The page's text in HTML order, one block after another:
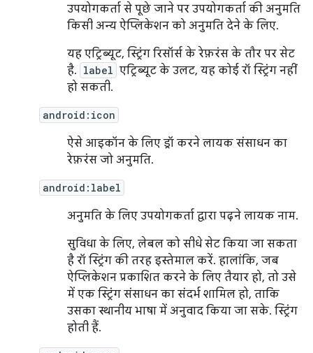
उपयोगकर्ता से पूछे जाने पर उपयोगकर्ता की अनुमति
किसी अन्य ऐप्लिकेशन को अनुमति देने के लिए.
यह एट्रिब्यूट, स्ट्रिंग रिसॉर्स के रेफ़रंस के तौर पर सेट
है. label एट्रिब्यूट के उलट, यह कोई रॉ स्ट्रिंग नहीं
हो सकती.
android:icon
ऐसे आइकॉन के लिए ड्रॉ करने लायक संसाधन का
रेफ़रंस जो अनुमति.
android:label
अनुमति के लिए उपयोगकर्ता द्वारा पढ़ने लायक नाम.
सुविधा के लिए, लेबल को सीधे सेट किया जा सकता
है रॉ स्ट्रिंग की तरह इस्तेमाल करें. हालांकि, जब
ऐप्लिकेशन प्रकाशित करने के लिए तैयार हो, तो उसे
में एक स्ट्रिंग संसाधन का संदर्भ शामिल हो, ताकि
उसका स्थानीय भाषा में अनुवाद किया जा सके. स्ट्रिंग
होती हैं.